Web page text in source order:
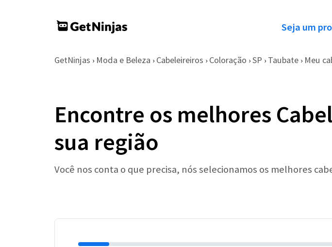
Seja um
GetNinjas › Moda e Beleza › Cabeleireiros › Coloração › SP › Taubate › Meu
Encontre os melhores
sua região
Você nos conta o que precisa, nós selecionamos os melhores